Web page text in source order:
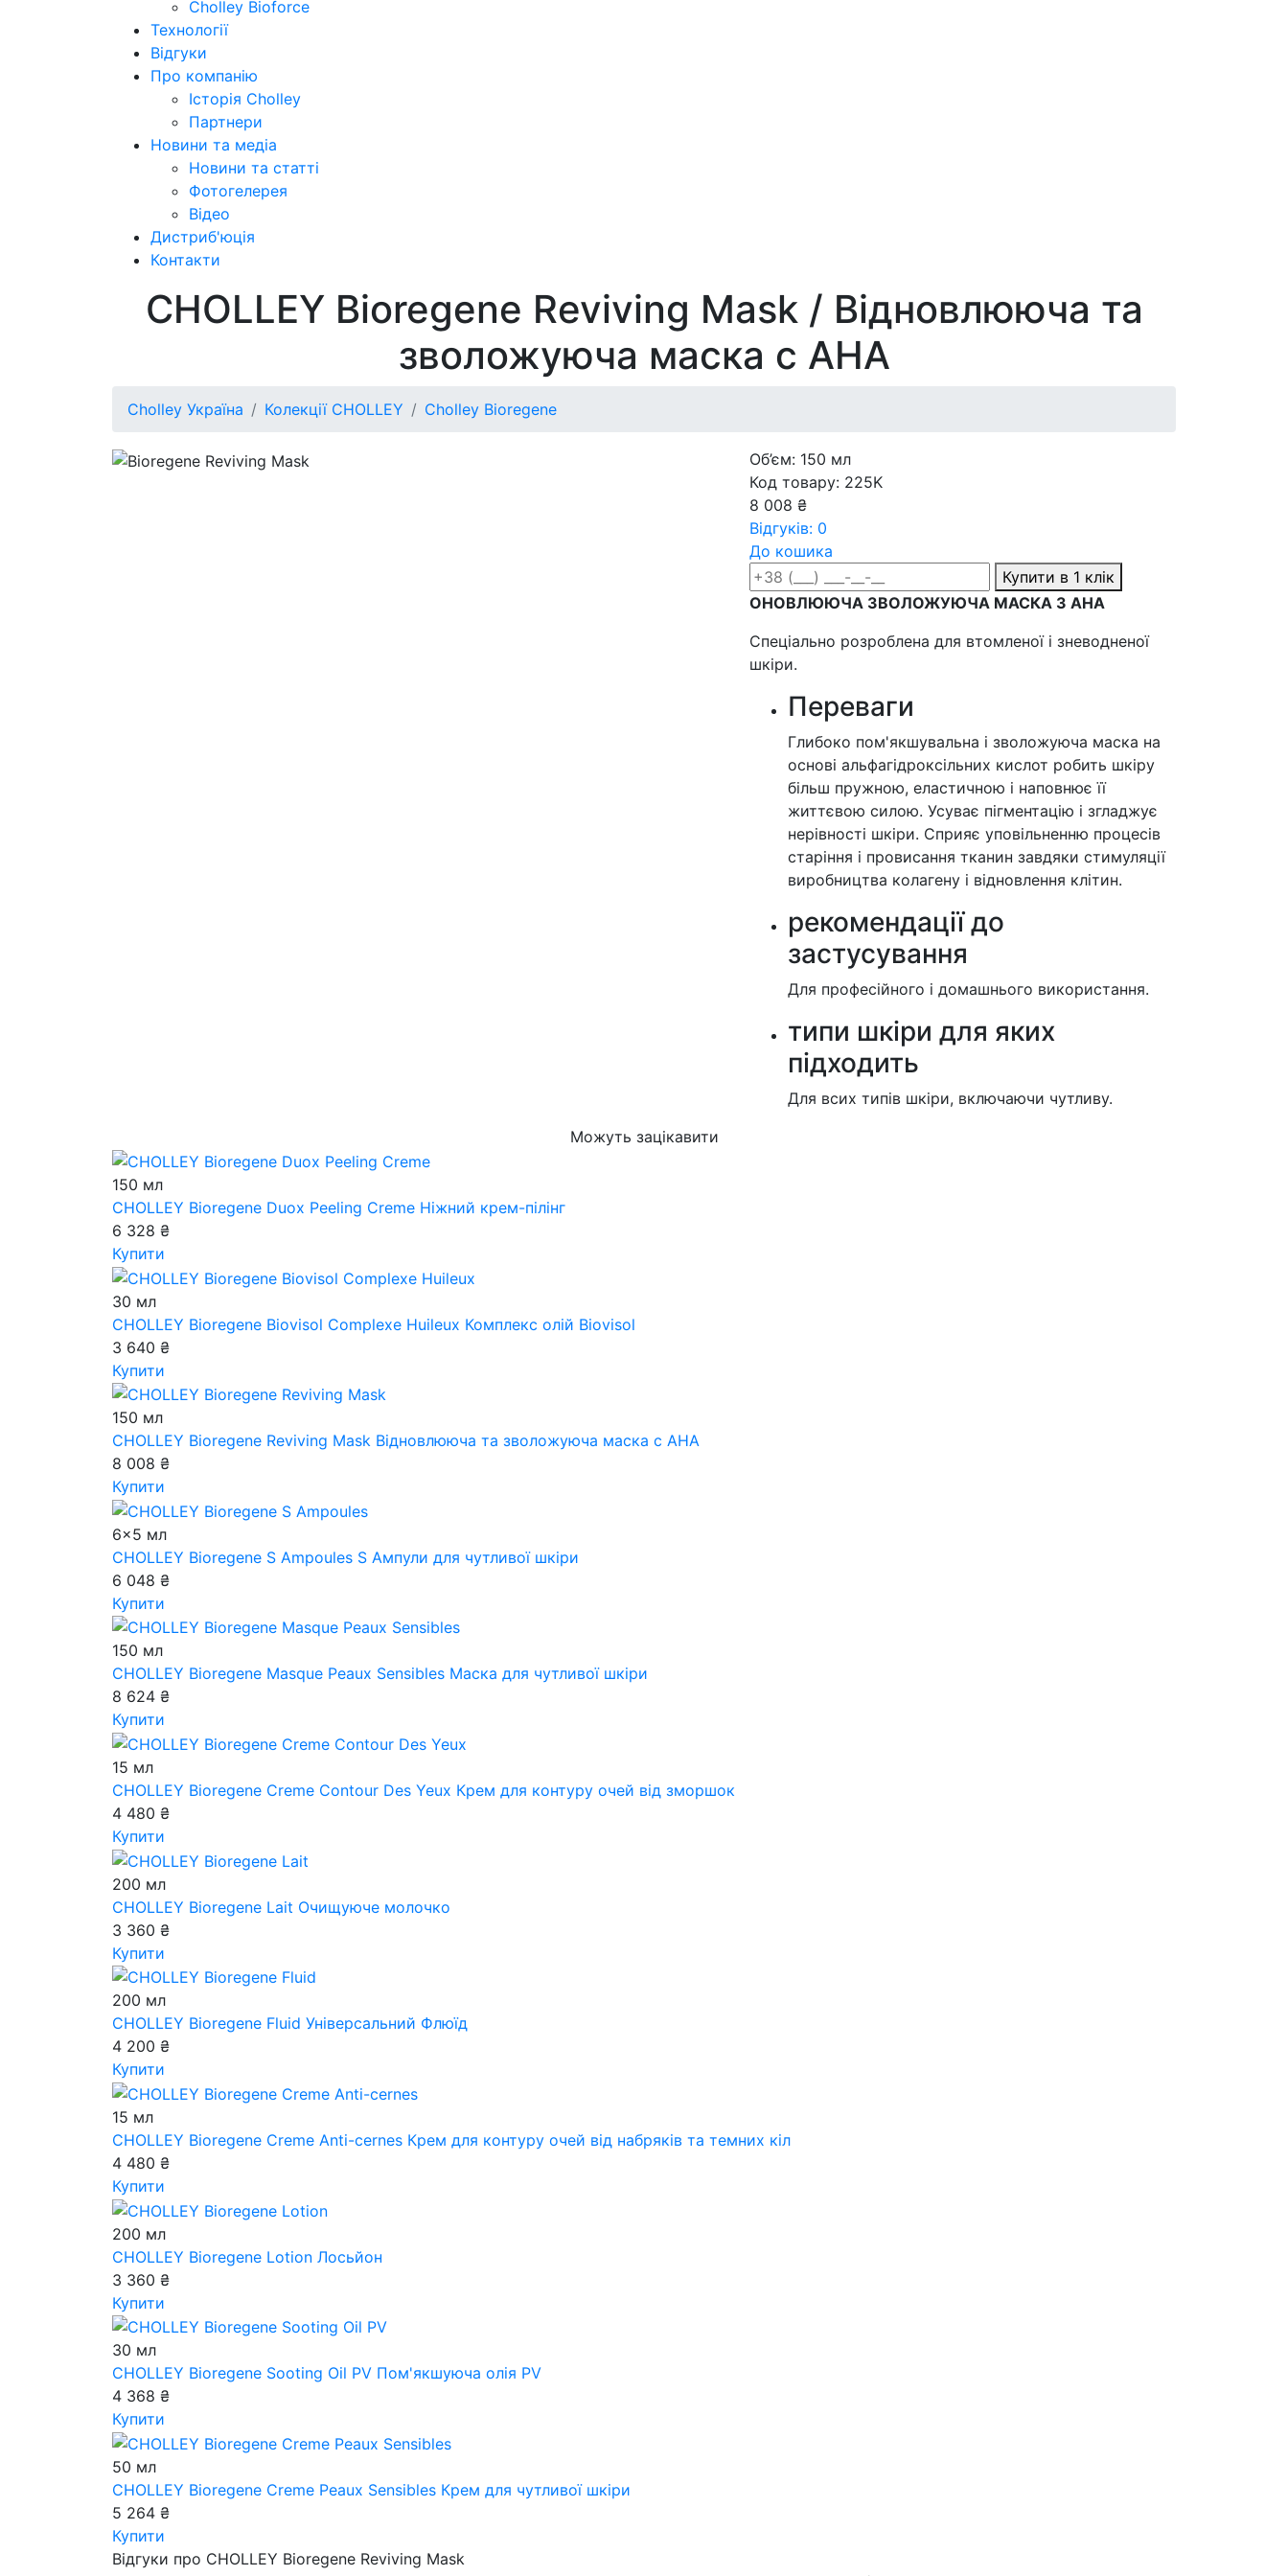
Cholley Bioforce
Технології
Відгуки
Про компанію
Історія Cholley
Партнери
Новини та медіа
Новини та статті
Фотогелерея
Відео
Дистриб'юція
Контакти
CHOLLEY Bioregene Reviving Mask / Відновлююча та
зволожуюча маска с АНА
Cholley Україна Колекції CHOLLEY Cholley Bioregene
Об’єм: 150 мл
Код товару: 225K
8 008 ₴
Відгуків: 0
До кошика
Купити в 1 клік
ОНОВЛЮЮЧА ЗВОЛОЖУЮЧА МАСКА З АНА
Спеціально розроблена для втомленої і зневодненої
шкіри.
Переваги
Глибоко пом'якшувальна і зволожуюча маска на
основі альфагідроксільних кислот робить шкіру
більш пружною, еластичною і наповнює її
життєвою силою. Усуває пігментацію і згладжує
нерівності шкіри. Сприяє уповільненню процесів
старіння і провисання тканин завдяки стимуляції
виробництва колагену і відновлення клітин.
рекомендації до
застусування
Для професійного і домашнього використання.
типи шкіри для яких
підходить
Для всих типів шкіри, включаючи чутливу.
Можуть зацікавити
150 мл
CHOLLEY Bioregene Duox Peeling Creme Ніжний крем-пілінг
6 328 ₴
Купити
30 мл
CHOLLEY Bioregene Biovisol Complexe Huileux Комплекс олій Biovisol
3 640 ₴
Купити
150 мл
CHOLLEY Bioregene Reviving Mask Відновлююча та зволожуюча маска с АНА
8 008 ₴
Купити
6x5 мл
CHOLLEY Bioregene S Ampoules S Ампули для чутливої шкіри
6 048 ₴
Купити
150 мл
CHOLLEY Bioregene Masque Peaux Sensibles Маска для чутливої шкіри
8 624 ₴
Купити
15 мл
CHOLLEY Bioregene Creme Contour Des Yeux Крем для контуру очей від зморшок
4 480 ₴
Купити
200 мл
CHOLLEY Bioregene Lait Очищуюче молочко
3 360 ₴
Купити
200 мл
CHOLLEY Bioregene Fluid Універсальний Флюїд
4 200 ₴
Купити
15 мл
CHOLLEY Bioregene Creme Anti-cernes Крем для контуру очей від набряків та темних кіл
4 480 ₴
Купити
200 мл
CHOLLEY Bioregene Lotion Лосьйон
3 360 ₴
Купити
30 мл
CHOLLEY Bioregene Sooting Oil PV Пом'якшуюча олія PV
4 368 ₴
Купити
50 мл
CHOLLEY Bioregene Creme Peaux Sensibles Крем для чутливої шкіри
5 264 ₴
Купити
Відгуки про CHOLLEY Bioregene Reviving Mask